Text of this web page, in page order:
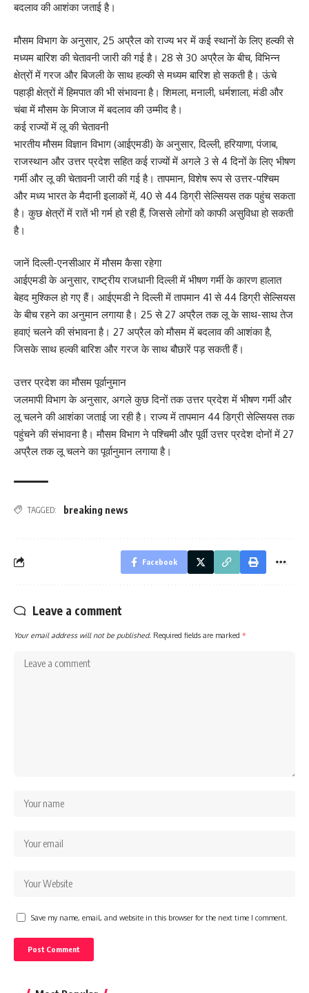
बदलाव की आशंका जताई है।
मौसम विभाग के अनुसार, 25 अप्रैल को राज्य भर में कई स्थानों के लिए हल्की से
मध्यम बारिश की चेतावनी जारी की गई है। 28 से 30 अप्रैल के बीच, विभिन्न
क्षेत्रों में गरज और बिजली के साथ हल्की से मध्यम बारिश हो सकती है। ऊंचे
पहाड़ी क्षेत्रों में हिमपात की भी संभावना है। शिमला, मनाली, धर्मशाला, मंडी और
चंबा में मौसम के मिजाज में बदलाव की उम्मीद है।
कई राज्यों में लू की चेतावनी
भारतीय मौसम विज्ञान विभाग (आईएमडी) के अनुसार, दिल्ली, हरियाणा, पंजाब,
राजस्थान और उत्तर प्रदेश सहित कई राज्यों में अगले 3 से 4 दिनों के लिए भीषण
गर्मी और लू की चेतावनी जारी की गई है। तापमान, विशेष रूप से उत्तर-पश्चिम
और मध्य भारत के मैदानी इलाकों में, 40 से 44 डिग्री सेल्सियस तक पहुंच सकता
है। कुछ क्षेत्रों में रातें भी गर्म हो रही हैं, जिससे लोगों को काफी असुविधा हो सकती
है।
जानें दिल्ली-एनसीआर में मौसम कैसा रहेगा
आईएमडी के अनुसार, राष्ट्रीय राजधानी दिल्ली में भीषण गर्मी के कारण हालात
बेहद मुश्किल हो गए हैं। आईएमडी ने दिल्ली में तापमान 41 से 44 डिग्री सेल्सियस
के बीच रहने का अनुमान लगाया है। 25 से 27 अप्रैल तक लू के साथ-साथ तेज
हवाएं चलने की संभावना है। 27 अप्रैल को मौसम में बदलाव की आशंका है,
जिसके साथ हल्की बारिश और गरज के साथ बौछारें पड़ सकती हैं।
उत्तर प्रदेश का मौसम पूर्वानुमान
जलमापी विभाग के अनुसार, अगले कुछ दिनों तक उत्तर प्रदेश में भीषण गर्मी और
लू चलने की आशंका जताई जा रही है। राज्य में तापमान 44 डिग्री सेल्सियस तक
पहुंचने की संभावना है। मौसम विभाग ने पश्चिमी और पूर्वी उत्तर प्रदेश दोनों में 27
अप्रैल तक लू चलने का पूर्वानुमान लगाया है।
TAGGED: breaking news
Facebook
Leave a comment
Your email address will not be published. Required fields are marked *
Save my name, email, and website in this browser for the next time I comment.